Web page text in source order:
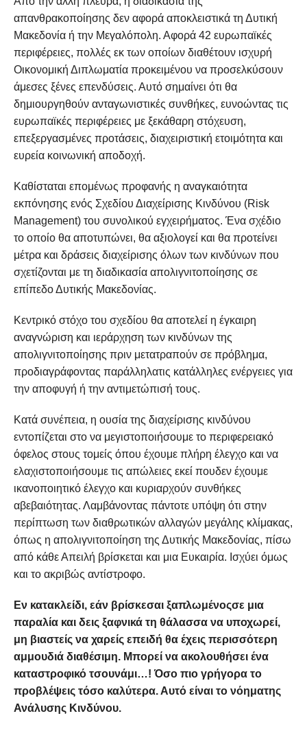
απανθρακοποίησης δεν αφορά αποκλειστικά τη Δυτική
Μακεδονία ή την Μεγαλόπολη. Αφορά 42 ευρωπαϊκές
περιφέρειες, πολλές εκ των οποίων διαθέτουν ισχυρή
Οικονομική Διπλωματία προκειμένου να προσελκύσουν
άμεσες ξένες επενδύσεις. Αυτό σημαίνει ότι θα
δημιουργηθούν ανταγωνιστικές συνθήκες, ευνοώντας τις
ευρωπαϊκές περιφέρειες με ξεκάθαρη στόχευση,
επεξεργασμένες προτάσεις, διαχειριστική ετοιμότητα και
ευρεία κοινωνική αποδοχή.
Καθίσταται επομένως προφανής η αναγκαιότητα
εκπόνησης ενός Σχεδίου Διαχείρισης Κινδύνου (Risk
Management) του συνολικού εγχειρήματος. Ένα σχέδιο
το οποίο θα αποτυπώνει, θα αξιολογεί και θα προτείνει
μέτρα και δράσεις διαχείρισης όλων των κινδύνων που
σχετίζονται με τη διαδικασία απολιγνιτοποίησης σε
επίπεδο Δυτικής Μακεδονίας.
Κεντρικό στόχο του σχεδίου θα αποτελεί η έγκαιρη
αναγνώριση και ιεράρχηση των κινδύνων της
απολιγνιτοποίησης πριν μετατραπούν σε πρόβλημα,
προδιαγράφοντας παράλληλατις κατάλληλες ενέργειες για
την αποφυγή ή την αντιμετώπισή τους.
Κατά συνέπεια, η ουσία της διαχείρισης κινδύνου
εντοπίζεται στο να μεγιστοποιήσουμε το περιφερειακό
όφελος στους τομείς όπου έχουμε πλήρη έλεγχο και να
ελαχιστοποιήσουμε τις απώλειες εκεί πουδεν έχουμε
ικανοποιητικό έλεγχο και κυριαρχούν συνθήκες
αβεβαιότητας. Λαμβάνοντας πάντοτε υπόψη ότι στην
περίπτωση των διαθρωτικών αλλαγών μεγάλης κλίμακας,
όπως η απολιγνιτοποίηση της Δυτικής Μακεδονίας, πίσω
από κάθε Απειλή βρίσκεται και μια Ευκαιρία. Ισχύει όμως
και το ακριβώς αντίστροφο.
Εν κατακλείδι, εάν βρίσκεσαι ξαπλωμένοςσε μια
παραλία και δεις ξαφνικά τη θάλασσα να υποχωρεί,
μη βιαστείς να χαρείς επειδή θα έχεις περισσότερη
αμμουδιά διαθέσιμη. Μπορεί να ακολουθήσει ένα
καταστροφικό τσουνάμι…! Όσο πιο γρήγορα το
προβλέψεις τόσο καλύτερα. Αυτό είναι το νόηματης
Ανάλυσης Κινδύνου.